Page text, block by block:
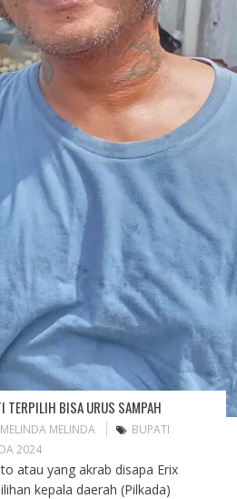
TERPILIH BISA URUS SAMPAH
MELINDA MELINDA
BUPATI
2024
atau yang akrab disapa Erix
kepala daerah (Pilkada)